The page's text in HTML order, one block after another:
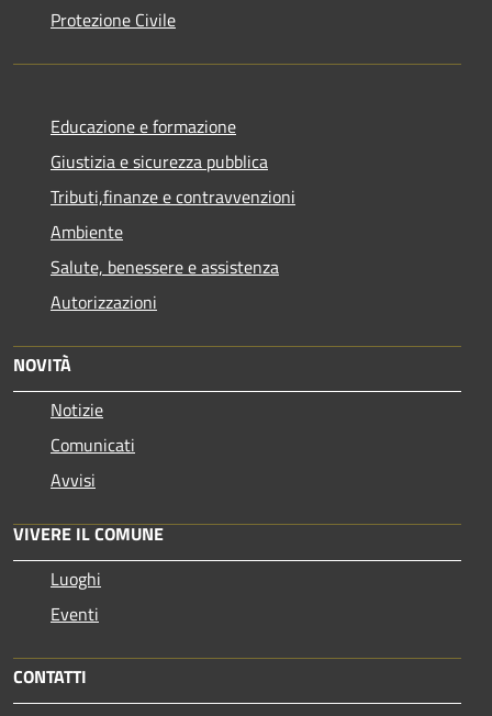
Protezione Civile
Educazione e formazione
Giustizia e sicurezza pubblica
Tributi,finanze e contravvenzioni
Ambiente
Salute, benessere e assistenza
Autorizzazioni
NOVITÀ
Notizie
Comunicati
Avvisi
VIVERE IL COMUNE
Luoghi
Eventi
CONTATTI